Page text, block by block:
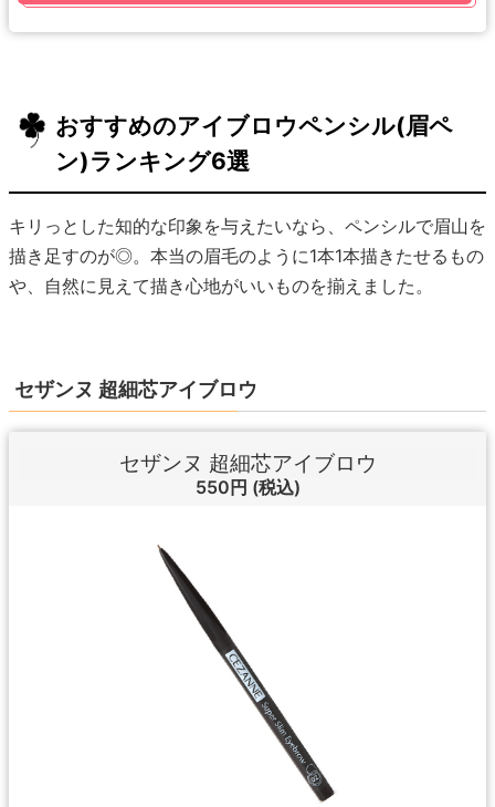
おすすめのアイブロウペンシル(眉ペ
ン)ランキング6選
キリっとした知的な印象を与えたいなら、ペンシルで眉山を
描き足すのが◎。本当の眉毛のように1本1本描きたせるもの
や、自然に見えて描き心地がいいものを揃えました。
セザンヌ 超細芯アイブロウ
セザンヌ 超細芯アイブロウ
550円 (税込)